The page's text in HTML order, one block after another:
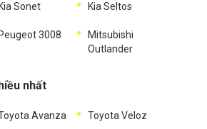
Kia Sonet Kia Seltos
Peugeot 3008
Mitsubishi
Outlander
nhất
Avanza Toyota Veloz